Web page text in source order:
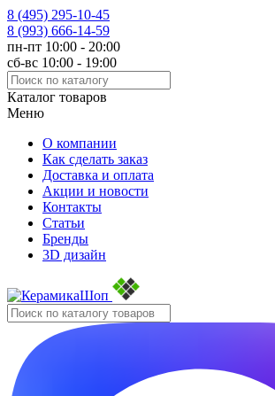
8 (495) 295-10-45
8 (993) 666-14-59
пн-пт 10:00 - 20:00
сб-вс 10:00 - 19:00
Каталог товаров
Меню
О компании
Как сделать заказ
Доставка и оплата
Акции и новости
Контакты
Статьи
Бренды
3D дизайн